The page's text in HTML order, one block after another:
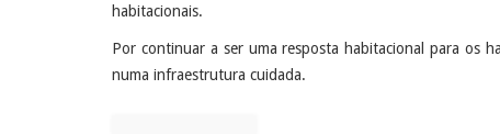
habitacionais.
Por continuar a ser uma resposta habitacional para os
numa infraestrutura cuidada.